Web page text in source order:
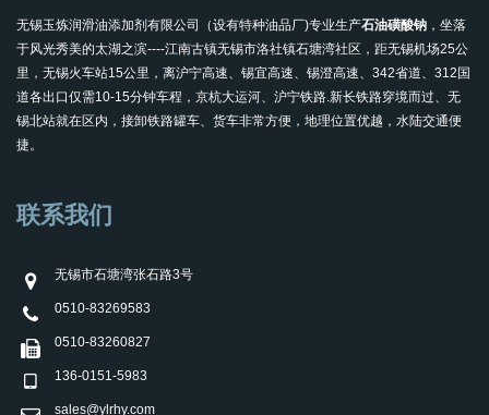
无锡玉炼润滑油添加剂有限公司（设有特种油品厂)专业生产石油磺酸钠 ，坐落
于风光秀美的太湖之滨----江南古镇无锡市洛社镇石塘湾社区，距无锡机场25公
里，无锡火车站15公里，离沪宁高速、锡宜高速、锡澄高速、342省道、312国
道各出口仅需10-15分钟车程，京杭大运河、沪宁铁路.新长铁路穿境而过、无
锡北站就在区内，接卸铁路罐车、货车非常方便，地理位置优越，水陆交通便
捷。
联系我们
无锡市石塘湾张石路3号
0510-83269583
0510-83260827
136-0151-5983
sales@ylrhy.com